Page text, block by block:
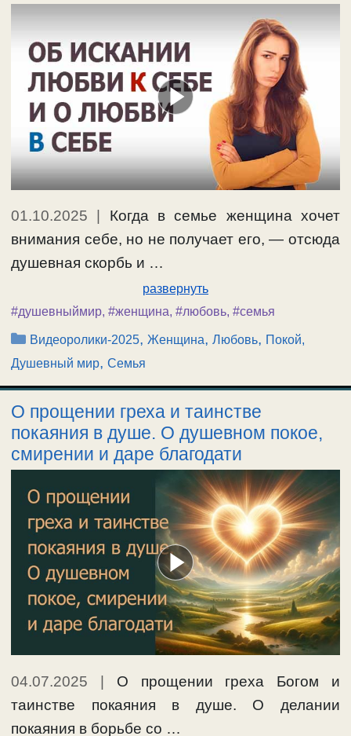
01.10.2025
Когда в семье женщина хочет
внимания себе, но не получает его, — отсюда
душевная скорбь и …
развернуть
#душевныймир, #женщина, #любовь, #семья
Рубрики
Видеоролики-2025,Женщина,Любовь, Покой,
Душевный мир, Семья
О прощении греха и таинстве
покаяния в душе. О душевном покое,
смирении и даре благодати
04.07.2025
О прощении греха Богом и
таинстве покаяния в душе. О делании
покаяния в борьбе со …